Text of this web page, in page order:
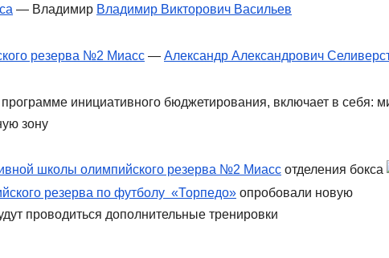
— Владимир Владимир Викторович Васильев
резерва №2 Миасс — Александр Александрович
инициативного бюджетирования, включает в себя:
зону
школы олимпийского резерва №2 Миасс отделения бокса
резерва по футболу «Торпедо» опробовали новую
проводиться дополнительные тренировки